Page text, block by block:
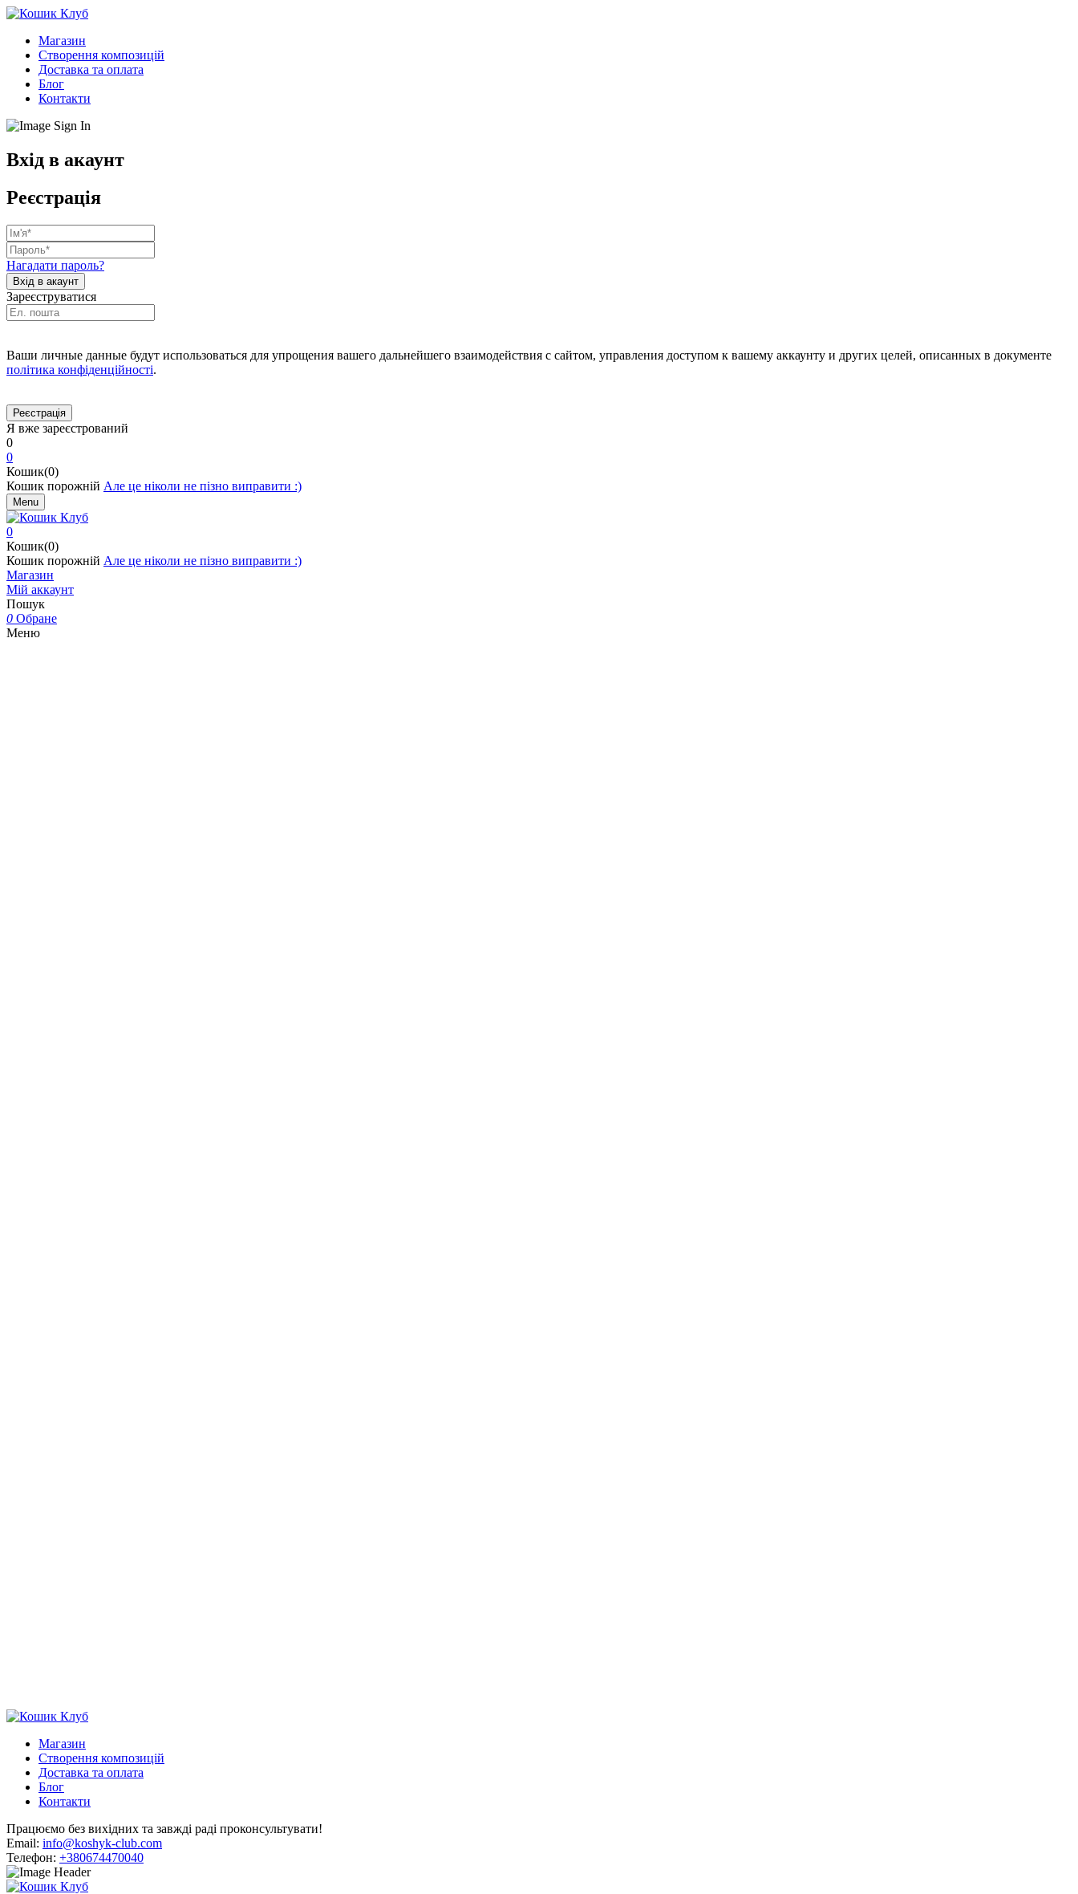
Магазин
Створення композицій
Доставка та оплата
Блог
Контакти
Вхід в акаунт
Реєстрація
Нагадати пароль?
Зареєструватися
Ваши личные данные будут использоваться для упрощения вашего дальнейшего взаимодействия с сайтом, управления доступом к вашему аккаунту и других целей, описанных в документе
політика конфіденційності.
Я вже зареєстрований
0
0
Кошик(0)
Кошик порожній Але це ніколи не пізно виправити :)
Menu
0
Кошик(0)
Кошик порожній Але це ніколи не пізно виправити :)
Магазин
Мій аккаунт
Пошук
0 Обране
Меню
Магазин
Створення композицій
Доставка та оплата
Блог
Контакти
Працюємо без вихідних та завжді раді проконсультувати!
Email: info@koshyk-club.com
Телефон: +380674470040